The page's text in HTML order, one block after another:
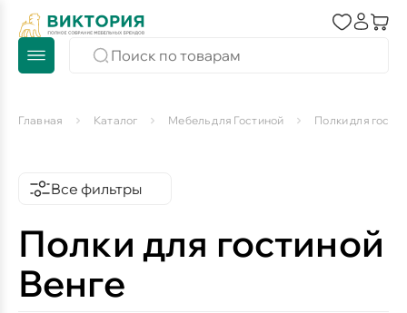
Главная Каталог Мебель для Гостиной Полки для
Все фильтры
Полки для гостиной
Венге